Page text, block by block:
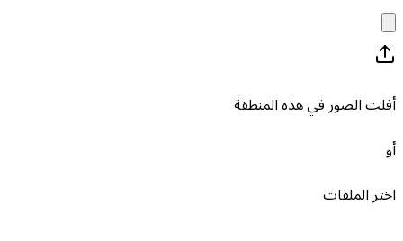
أفلت الصور في هذه المنطقة
أو
اختر الملفات